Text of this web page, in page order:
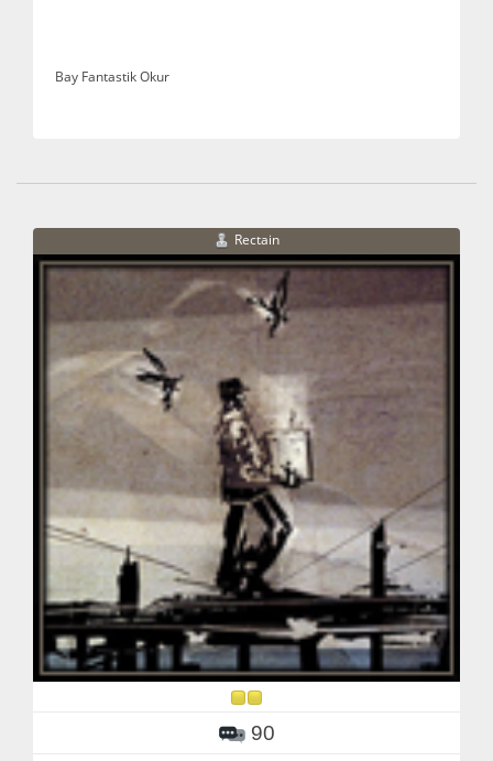
Bay Fantastik Okur
Rectain
90